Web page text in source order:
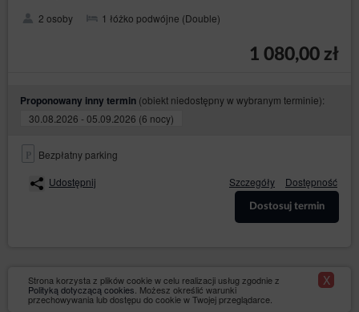
2 osoby 1 łóżko podwójne (Double)
1 080,00 zł
Proponowany inny termin (obiekt niedostępny w wybranym terminie):
30.08.2026 - 05.09.2026 (6 nocy)
Bezpłatny parking
Udostępnij
Szczegóły Dostępność
Dostosuj termin
Strona korzysta z plików cookie w celu realizacji usług zgodnie z
Polityką dotyczącą cookies . Możesz określić warunki
przechowywania lub dostępu do cookie w Twojej przeglądarce.
X